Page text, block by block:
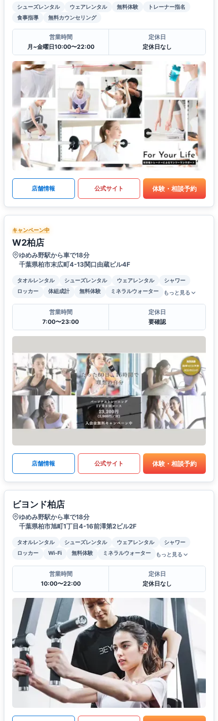
シューズレンタル ウェアレンタル 無料体験
トレーナー指名
食事指導
無料カウンセリング
営業時間
月~金曜日10:00〜22:00
定休日
定休日なし
店舗情報 公式サイト 体験・相談予約
キャンペーン中
W2柏店
ゆめみ野駅から車で18分
千葉県柏市末広町4-13関口由蔵ビル4F
タオルレンタル シューズレンタル ウェアレンタル
シャワー
ロッカー
体組成計 無料体験 ミネラルウォーター もっと見る
営業時間
7:00〜23:00
定休日
要確認
店舗情報 公式サイト 体験・相談予約
ビヨンド柏店
ゆめみ野駅から車で18分
千葉県柏市旭町1丁目4-16前澤第2ビル2F
タオルレンタル シューズレンタル ウェアレンタル
シャワー
ロッカー
Wi-Fi 無料体験 ミネラルウォーター もっと見る
営業時間
10:00〜22:00
定休日
定休日なし